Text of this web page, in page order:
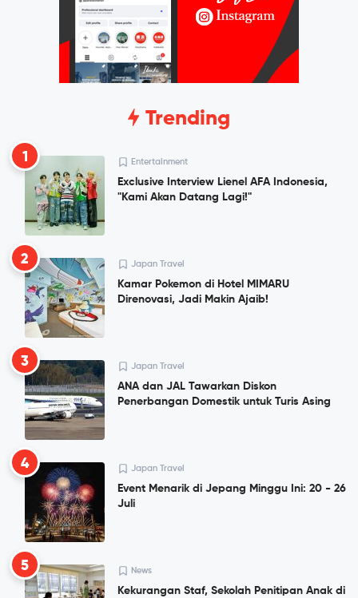
Trending
1 Entertainment
Exclusive Interview Lienel AFA Indonesia,
"Kami Akan Datang Lagi!"
2 Japan Travel
Kamar Pokemon di Hotel MIMARU
Direnovasi, Jadi Makin Ajaib!
3 Japan Travel
ANA dan JAL Tawarkan Diskon
Penerbangan Domestik untuk Turis Asing
4 Japan Travel
Event Menarik di Jepang Minggu Ini: 20 - 26
Juli
5 News
Kekurangan Staf, Sekolah Penitipan Anak di